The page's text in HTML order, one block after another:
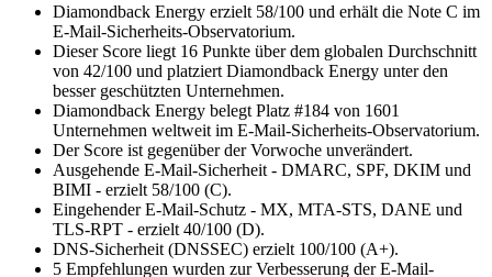
Diamondback Energy erzielt 58/100 und erhält die Note C im
E-Mail-Sicherheits-Observatorium.
Dieser Score liegt 16 Punkte über dem globalen Durchschnitt
von 42/100 und platziert Diamondback Energy unter den
besser geschützten Unternehmen.
Diamondback Energy belegt Platz #184 von 1601
Unternehmen weltweit im E-Mail-Sicherheits-Observatorium.
Der Score ist gegenüber der Vorwoche unverändert.
Ausgehende E-Mail-Sicherheit - DMARC, SPF, DKIM und
BIMI - erzielt 58/100 (C).
Eingehender E-Mail-Schutz - MX, MTA-STS, DANE und
TLS-RPT - erzielt 40/100 (D).
DNS-Sicherheit (DNSSEC) erzielt 100/100 (A+).
5 Empfehlungen wurden zur Verbesserung der E-Mail-